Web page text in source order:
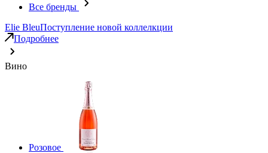
Все бренды
Elie BleuПоступление новой коллелкции
Подробнее
Вино
Розовое